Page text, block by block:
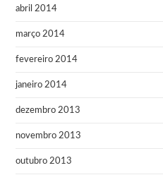
abril 2014
março 2014
fevereiro 2014
janeiro 2014
dezembro 2013
novembro 2013
outubro 2013